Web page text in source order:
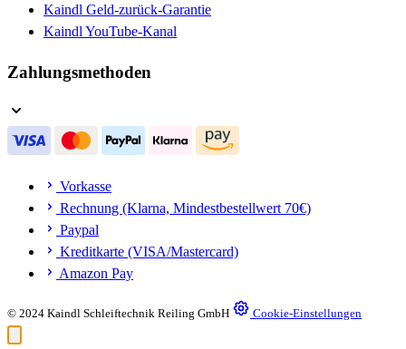
Kaindl Geld-zurück-Garantie
Kaindl YouTube-Kanal
Zahlungsmethoden
Vorkasse
Rechnung (Klarna, Mindestbestellwert 70€)
Paypal
Kreditkarte (VISA/Mastercard)
Amazon Pay
© 2024 Kaindl Schleiftechnik Reiling GmbH Cookie-Einstellungen